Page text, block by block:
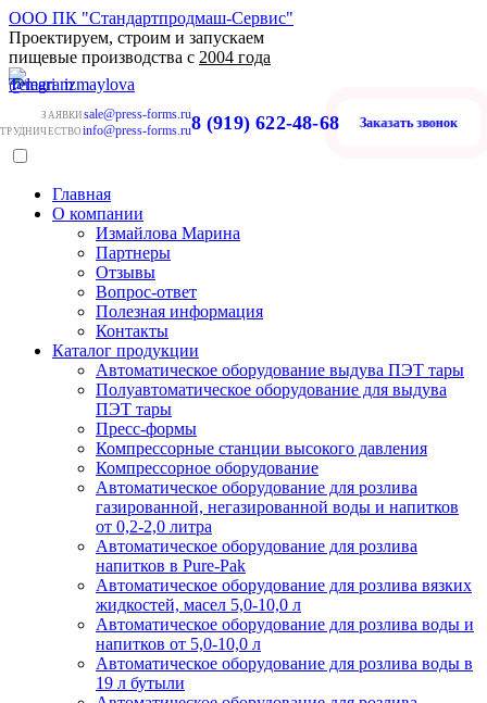
ООО ПК "Стандартпродмаш-Сервис"
Проектируем, строим и запускаем
пищевые производства с 2004 года
ЗАЯВКИ sale@press-forms.ru
info@press-forms.ru8 (919) 622-48-68 Заказать звонок
Главная
О компании
Измайлова Марина
Партнеры
Отзывы
Вопрос-ответ
Полезная информация
Контакты
Каталог продукции
Автоматическое оборудование выдува ПЭТ тары
Полуавтоматическое оборудование для выдува
ПЭТ тары
Пресс-формы
Компрессорные станции высокого давления
Компрессорное оборудование
Автоматическое оборудование для розлива
газированной, негазированной воды и напитков
от 0,2-2,0 литра
Автоматическое оборудование для розлива
напитков в Pure-Pak
Автоматическое оборудование для розлива вязких
жидкостей, масел 5,0-10,0 л
Автоматическое оборудование для розлива воды и
напитков от 5,0-10,0 л
Автоматическое оборудование для розлива воды в
19 л бутыли